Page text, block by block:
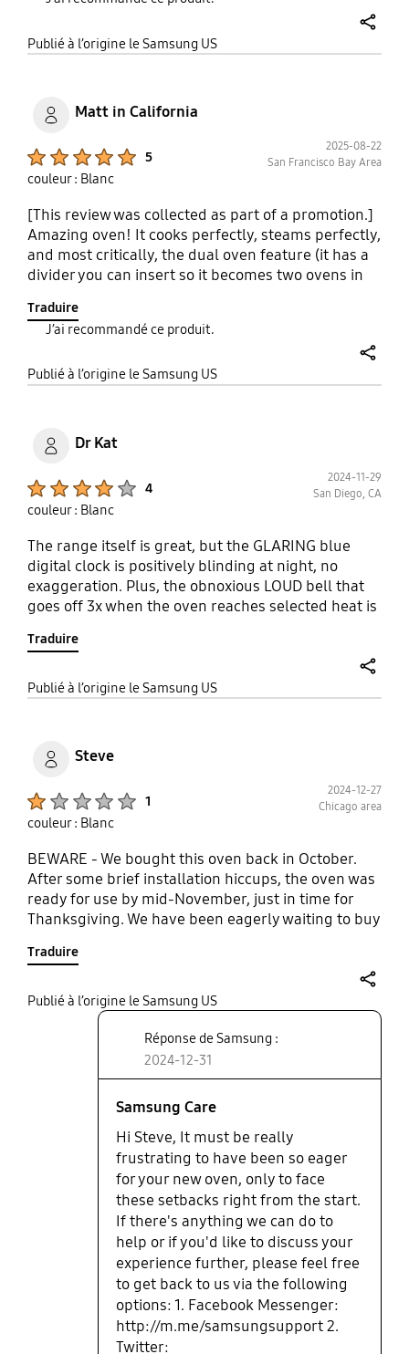
Heating is consistent throughout the oven and
food temperature is precise as I would expect from
a precision machine. We have not tried the
Publié à l’origine le Samsung US
Matt in California
5
2025-08-22
San Francisco Bay Area
couleur : Blanc
[This review was collected as part of a promotion.]
Amazing oven! It cooks perfectly, steams perfectly,
and most critically, the dual oven feature (it has a
divider you can insert so it becomes two ovens in
a champ. The smart app integration is awesome,
you can check on your food from anywhere in the
works like a charm.
Traduire
J’ai recommandé ce produit.
Publié à l’origine le Samsung US
Dr Kat
4
2024-11-29
San Diego, CA
couleur : Blanc
The range itself is great, but the GLARING blue
digital clock is positively blinding at night, no
exaggeration. Plus, the obnoxious LOUD bell that
goes off 3x when the oven reaches selected heat is
think we literally need bells and whistles and
Traduire
Publié à l’origine le Samsung US
Steve
1
2024-12-27
Chicago area
couleur : Blanc
BEWARE - We bought this oven back in October.
After some brief installation hiccups, the oven was
ready for use by mid-November, just in time for
Thanksgiving. We have been eagerly waiting to buy
During it's first use, we notice the enamel along
the racks had chipped away. This happened within
the first week of owning the oven, and during one
of the first uses. The retailer said it was a Samsung
issue, that they couldn't repair or replace the oven,
that we needed to work with Samsung. Samsung is
saying that the chips are considered "cosmetic".
They can fix the problem, but will charge us for the
repair. Imagine that? They clearly are using inferior
enamels, because nothing should be chipping
within the first use. Not sure how many remaining
issues will pop-up, or how the inside of the oven
will look over the years, but our first impressions of
this oven, and for Samsung's response has been
far from positive. I cannot recommend this
Traduire
Publié à l’origine le Samsung US
Réponse de Samsung :
2024-12-31
Samsung Care
Hi Steve, It must be really
frustrating to have been so eager
for your new oven, only to face
these setbacks right from the start.
If there's anything we can do to
help or if you'd like to discuss your
experience further, please feel free
to get back to us via the following
options: 1. Facebook Messenger:
http://m.me/samsungsupport 2.
Twitter: